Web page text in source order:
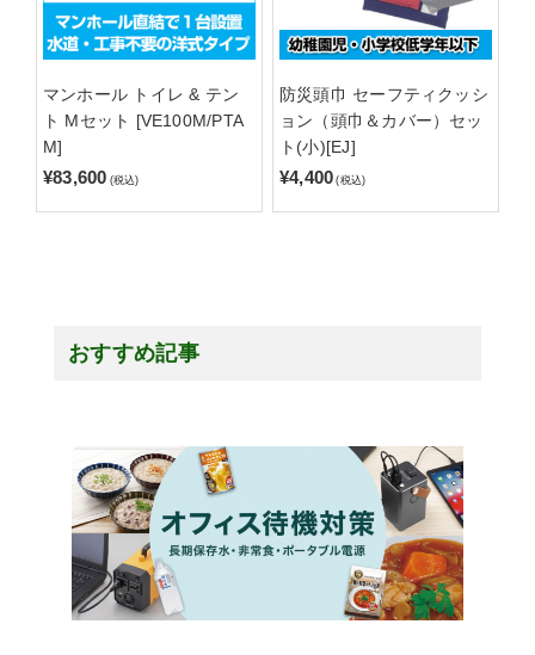
マンホール トイレ & テン
ト Mセット [VE100M/PTA
M]
¥83,600 (税込)
防災頭巾 セーフティクッシ
ョン（頭巾＆カバー）セッ
ト(小)[EJ]
¥4,400 (税込)
おすすめ記事